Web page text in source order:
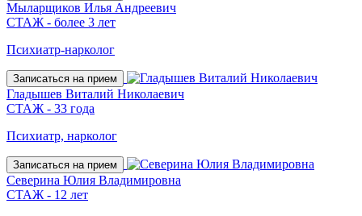
Мыларщиков Илья Андреевич
СТАЖ - более 3 лет
Психиатр-нарколог
Записаться на прием
Гладышев Виталий Николаевич
СТАЖ - 33 года
Психиатр, нарколог
Записаться на прием
Северина Юлия Владимировна
СТАЖ - 12 лет